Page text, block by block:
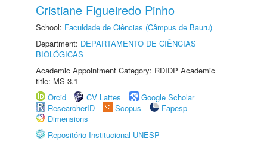
Cristiane Figueiredo Pinho
School: Faculdade de Ciências (Câmpus de Bauru)
Department: DEPARTAMENTO DE CIÊNCIAS
BIOLÓGICAS
Academic Appointment Category: RDIDP Academic
title: MS-3.1
Orcid
CV Lattes
Google Scholar
ResearcherID
Scopus
Fapesp
Dimensions
Repositório Institucional UNESP